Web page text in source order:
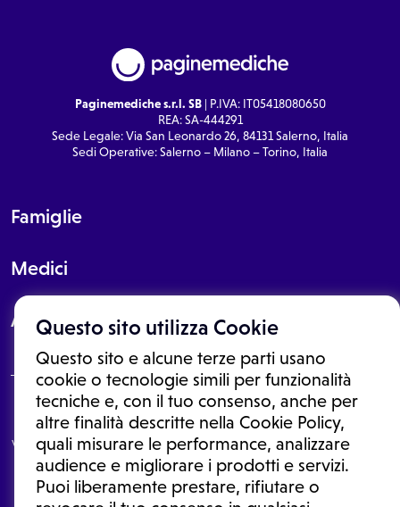
Questo sito utilizza Cookie
Questo sito e alcune terze parti usano
cookie o tecnologie simili per funzionalità
tecniche e, con il tuo consenso, anche per
altre finalità descritte nella Cookie Policy,
quali misurare le performance, analizzare
audience e migliorare i prodotti e servizi.
Puoi liberamente prestare, rifiutare o
Paginemediche s.r.l. SB| P.IVA: IT05418080650
REA: SA-444291
Sede Legale: Via San Leonardo 26, 84131 Salerno, Italia
Sedi Operative: Salerno – Milano – Torino, Italia
Famiglie
Medici
About
Le informazioni proposte in questo sito non sono un consulto medico.
In nessun caso, queste informazioni sostituiscono un consulto, una
visita o una diagnosi formulata dal medico. Non si devono considerare
le informazioni disponibili come suggerimenti per la formulazione di
una diagnosi, la determinazione di un trattamento o l'assunzione o
sospensione di un farmaco senza prima consultare un medico di
medicina generale o uno specialista.